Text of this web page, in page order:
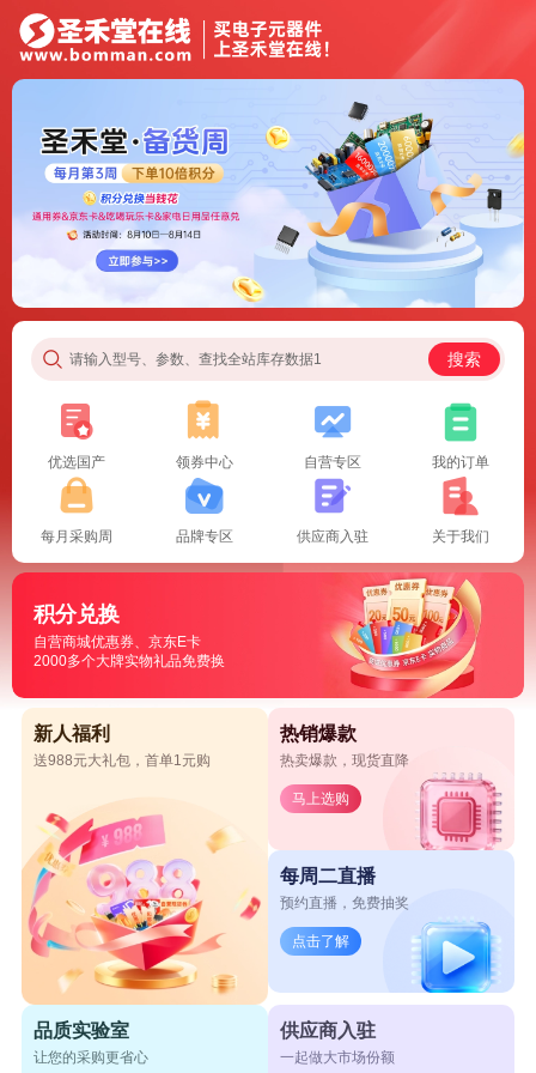
请输入型号、参数、查找全站库存数据1 搜索
优选国产 领券中心 自营专区 我的订单
每月采购周 品牌专区 供应商入驻 关于我们
积分兑换
自营商城优惠券、京东E卡
2000多个大牌实物礼品免费换
新人福利
送988元大礼包，首单1元购
热销爆款
热卖爆款，现货直降
马上选购
每周二直播
预约直播，免费抽奖
点击了解
品质实验室
让您的采购更省心
供应商入驻
一起做大市场份额